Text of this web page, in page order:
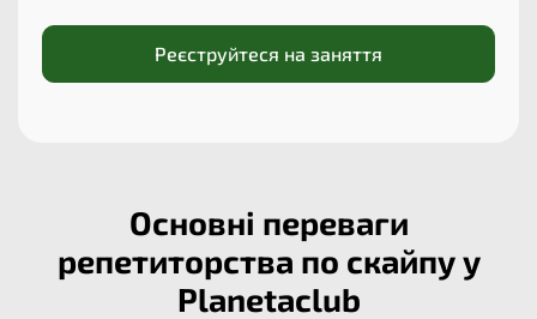
Реєструйтеся на заняття
Основні переваги
репетиторства по скайпу у
Planetaclub